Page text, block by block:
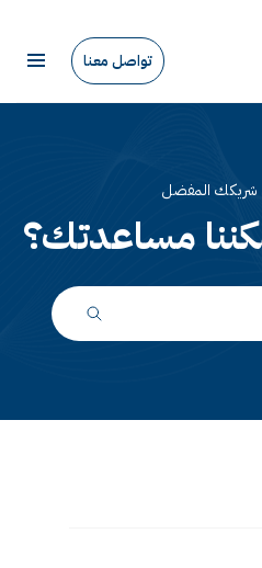
تواصل معنا
مساعدتك؟